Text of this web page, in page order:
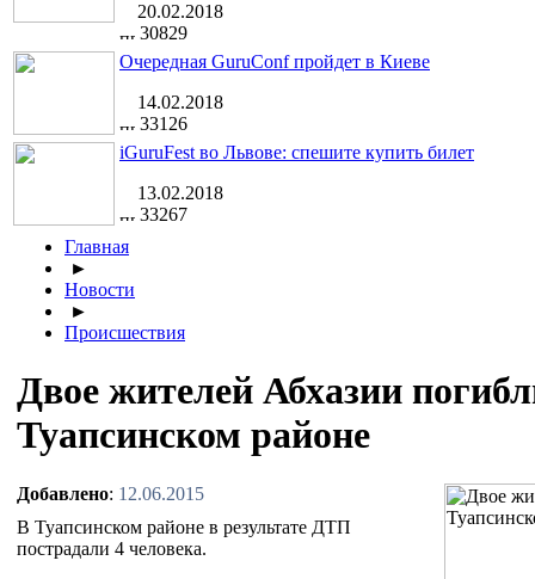
20.02.2018
30829
Очередная GuruConf пройдет в Киеве
14.02.2018
33126
iGuruFest во Львове: спешите купить билет
13.02.2018
33267
Главная
►
Новости
►
Происшествия
Двое жителей Абхазии
Туапсинском районе
Добавлено: 12.06.2015
В Туапсинском районе в результате ДТП
пострадали 4 человека.